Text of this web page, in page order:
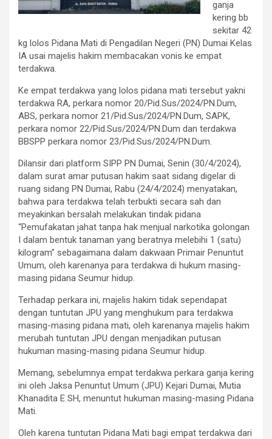
ganja
kering bb
sekitar 42
kg lolos Pidana Mati di Pengadilan Negeri (PN) Dumai Kelas
IA usai majelis hakim membacakan vonis ke empat
terdakwa.
Ke empat terdakwa yang lolos pidana mati tersebut yakni
terdakwa RA, perkara nomor 20/Pid.Sus/2024/PN.Dum,
ABS, perkara nomor 21/Pid.Sus/2024/PN.Dum, SAPK,
perkara nomor 22/Pid.Sus/2024/PN.Dum dan terdakwa
BBSPP perkara nomor 23/Pid.Sus/2024/PN.Dum.
Dilansir dari platform SIPP PN Dumai, Senin (30/4/2024),
dalam surat amar putusan hakim saat sidang digelar di
ruang sidang PN Dumai, Rabu (24/4/2024) menyatakan,
bahwa para terdakwa telah terbukti secara sah dan
meyakinkan bersalah melakukan tindak pidana
“Pemufakatan jahat tanpa hak menjual narkotika golongan
I dalam bentuk tanaman yang beratnya melebihi 1 (satu)
kilogram” sebagaimana dalam dakwaan Primair Penuntut
Umum, oleh karenanya para terdakwa di hukum masing-
masing pidana Seumur hidup.
Terhadap perkara ini, majelis hakim tidak sependapat
dengan tuntutan JPU yang menghukum para terdakwa
masing-masing pidana mati, oleh karenanya majelis hakim
merubah tuntutan JPU dengan menjadikan putusan
hukuman masing-masing pidana Seumur hidup.
Memang, sebelumnya empat terdakwa perkara ganja kering
ini oleh Jaksa Penuntut Umum (JPU) Kejari Dumai, Mutia
Khanadita E SH, menuntut hukuman masing-masing Pidana
Mati.
Oleh karena tuntutan Pidana Mati bagi empat terdakwa dari